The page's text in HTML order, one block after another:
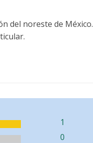
del noreste de México.
1
0